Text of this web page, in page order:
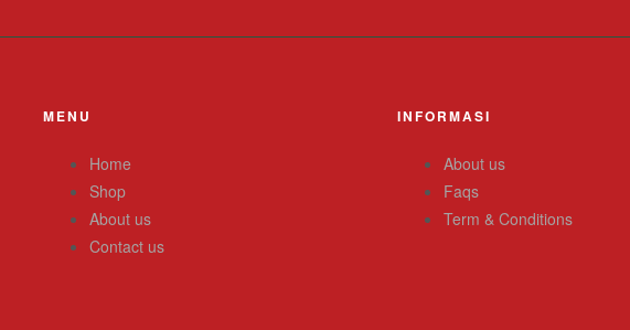
MENU
Home
Shop
About us
Contact us
INFORMASI
About us
Faqs
Term & Conditions